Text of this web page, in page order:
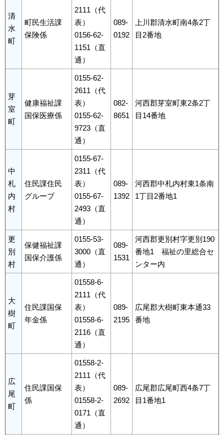
清
水
町
町民生活課
保険係
2111（代
表）
0156-62-
1151（直
通）
089-
0192
上川郡清水町南4条2丁
目2番地
芽
室
町
健康福祉課
国保医療係
0155-62-
2611（代
表）
0155-62-
9723（直
通）
082-
8651
河西郡芽室町東2条2丁
目14番地
中
札
内
村
住民課住民
グループ
0155-67-
2311（代
表）
0155-67-
2493（直
通）
089-
1392
河西郡中札内村東1条南
1丁目2番地1
更
別
村
保健福祉課
国保介護係
0155-53-
3000（直
通）
089-
1531
河西郡更別村字更別190
番地1 福祉の里総合セ
ンター内
大
樹
町
住民課国保
年金係
01558-6-
2111（代
表）
01558-6-
2116（直
通）
089-
2195
広尾郡大樹町東本通33
番地
広
尾
町
住民課国保
係
01558-2-
2111（代
表）
01558-2-
0171（直
通）
089-
2692
広尾郡広尾町西4条7丁
目1番地1